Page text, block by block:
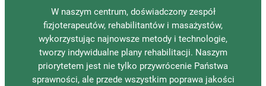
W naszym centrum, doświadczony zespół
fizjoterapeutów, rehabilitantów i masażystów,
wykorzystując najnowsze metody i technologie,
tworzy indywidualne plany rehabilitacji. Naszym
priorytetem jest nie tylko przywrócenie Państwa
sprawności, ale przede wszystkim poprawa jakości